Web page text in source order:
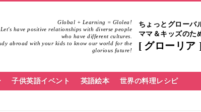
Global + Learning = Glolea!
Let's have positive relationships with diverse people
who have different cultures.
abroad with your kids to know our world for the
glorious future!
ちょっとグローバ
ママ＆キッズのた
グローリア
子供英語イベント 英語絵本 世界の料理レシピ